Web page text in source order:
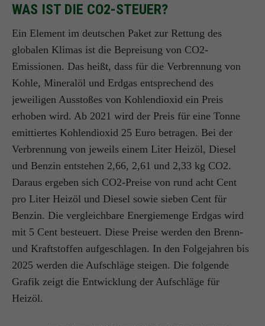
WAS IST DIE CO2-STEUER?
Ein Element im deutschen Paket zur Rettung des
globalen Klimas ist die Bepreisung von CO2-
Emissionen. Das heißt, dass für die Verbrennung von
Kohle, Mineralöl und Erdgas entsprechend des
jeweiligen Ausstoßes von Kohlendioxid ein Preis
erhoben wird. Ab 2021 wird der Preis für eine Tonne
emittiertes Kohlendioxid 25 Euro betragen. Bei der
Verbrennung von jeweils einem Liter Heizöl, Diesel
und Benzin entstehen 2,66, 2,61 und 2,33 kg CO2.
Daraus ergeben sich CO2-Preise von rund acht Cent
pro Liter Heizöl und Diesel sowie sieben Cent für
Benzin. Die vergleichbare Energiemenge Erdgas wird
mit 5 Cent besteuert. Diese Preise werden den Brenn-
und Kraftstoffen aufgeschlagen. In den Folgejahren bis
2025 werden die Aufschläge steigen. Die folgende
Grafik zeigt die Entwicklung der Aufschläge für
Heizöl.